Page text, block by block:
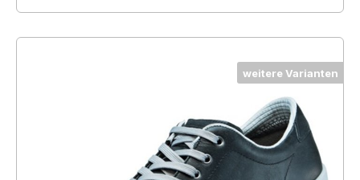
weitere Varianten